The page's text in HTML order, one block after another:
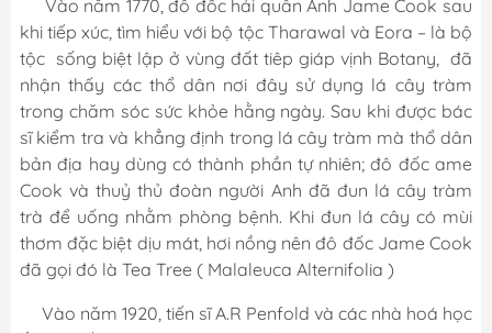
Vào năm 1770, đô đốc hải quân Anh Jame Cook sau
khi tiếp xúc, tìm hiểu với bộ tộc Tharawal và Eora – là bộ
tộc sống biệt lập ở vùng đất tiêp giáp vịnh Botany, đã
nhận thấy các thổ dân nơi đây sử dụng lá cây tràm
trong chăm sóc sức khỏe hằng ngày. Sau khi được bác
sĩ kiểm tra và khẳng định trong lá cây tràm mà thổ dân
bản địa hay dùng có thành phần tự nhiên; đô đốc ame
Cook và thuỷ thủ đoàn người Anh đã đun lá cây tràm
trà để uống nhằm phòng bệnh. Khi đun lá cây có mùi
thơm đặc biệt dịu mát, hơi nồng nên đô đốc Jame Cook
đã gọi đó là Tea Tree ( Malaleuca Alternifolia )
Vào năm 1920, tiến sĩ A.R Penfold và các nhà hoá học